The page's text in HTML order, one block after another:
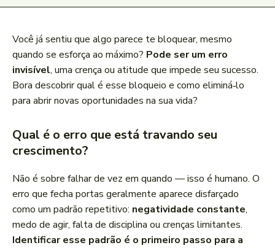
Você já sentiu que algo parece te bloquear, mesmo
quando se esforça ao máximo? Pode ser um erro
invisível, uma crença ou atitude que impede seu sucesso.
Bora descobrir qual é esse bloqueio e como eliminá‑lo
para abrir novas oportunidades na sua vida?
Qual é o erro que está travando seu
crescimento?
Não é sobre falhar de vez em quando — isso é humano. O
erro que fecha portas geralmente aparece disfarçado
como um padrão repetitivo: negatividade constante,
medo de agir, falta de disciplina ou crenças limitantes.
Identificar esse padrão é o primeiro passo para a